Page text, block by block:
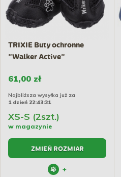
TRIXIE Buty ochronne
"Walker Active"
61,00 zł
Najbliższa wysyłka już za
1 dzień 22:43:30
XS-S (2szt.)
w magazynie
ZMIEŃ ROZMIAR
+